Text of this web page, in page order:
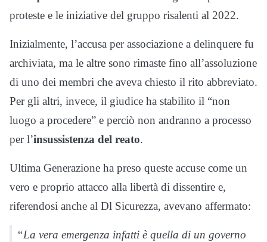
proteste e le iniziative del gruppo risalenti al 2022.
Inizialmente, l’accusa per associazione a delinquere fu
archiviata, ma le altre sono rimaste fino all’assoluzione
di uno dei membri che aveva chiesto il rito abbreviato.
Per gli altri, invece, il giudice ha stabilito il “non
luogo a procedere” e perciò non andranno a processo
per l’insussistenza del reato.
Ultima Generazione ha preso queste accuse come un
vero e proprio attacco alla libertà di dissentire e,
riferendosi anche al Dl Sicurezza, avevano affermato:
“La vera emergenza infatti è quella di un governo